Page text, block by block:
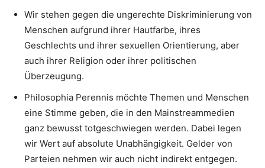
Wir stehen gegen die ungerechte Diskriminierung von
Menschen aufgrund ihrer Hautfarbe, ihres
Geschlechts und ihrer sexuellen Orientierung, aber
auch ihrer Religion oder ihrer politischen
Überzeugung.
Philosophia Perennis möchte Themen und Menschen
eine Stimme geben, die in den Mainstreammedien
ganz bewusst totgeschwiegen werden. Dabei legen
wir Wert auf absolute Unabhängigkeit. Gelder von
Parteien nehmen wir auch nicht indirekt entgegen.